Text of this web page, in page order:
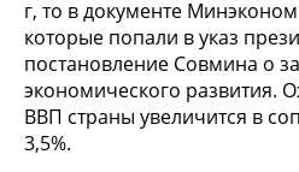
г, то в документе
которые попали в указ
постановление Совмина о
экономического развития.
ВВП страны увеличится в
3,5%.